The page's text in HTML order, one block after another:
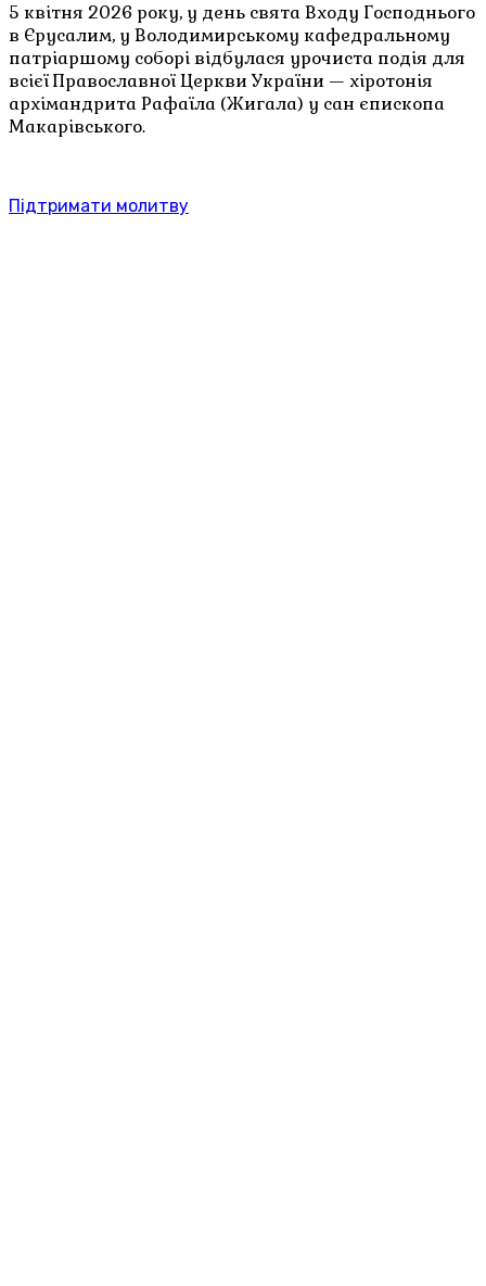
5 квітня 2026 року, у день свята Входу Господнього
в Єрусалим, у Володимирському кафедральному
патріаршому соборі відбулася урочиста подія для
всієї Православної Церкви України — хіротонія
архімандрита Рафаїла (Жигала) у сан єпископа
Макарівського.
Підтримати молитву